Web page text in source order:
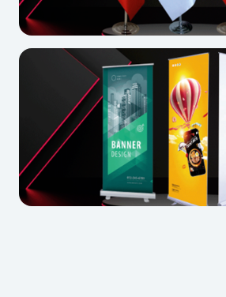
Makam Bayrak